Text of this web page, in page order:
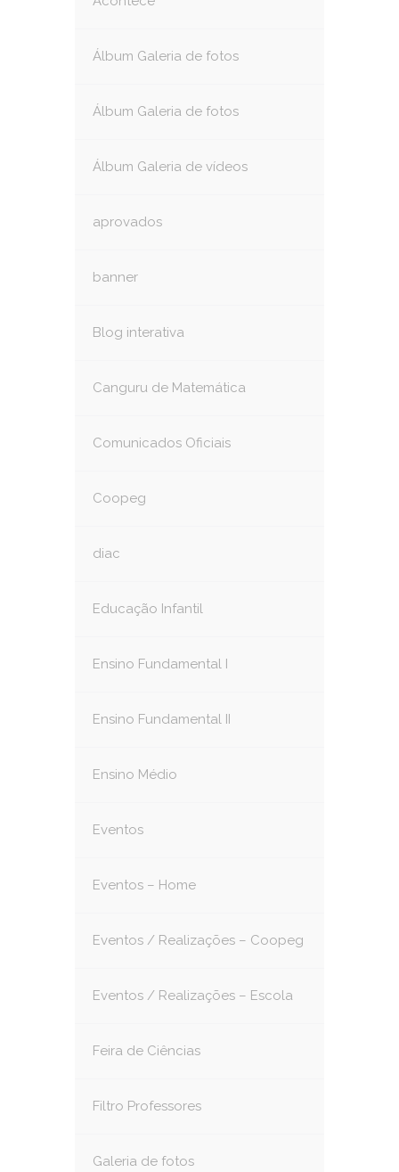
Álbum Galeria de fotos
Álbum Galeria de fotos
Álbum Galeria de vídeos
aprovados
banner
Blog interativa
Canguru de Matemática
Comunicados Oficiais
Coopeg
diac
Educação Infantil
Ensino Fundamental I
Ensino Fundamental II
Ensino Médio
Eventos
Eventos – Home
Eventos / Realizações – Coopeg
Eventos / Realizações – Escola
Feira de Ciências
Filtro Professores
Galeria de fotos